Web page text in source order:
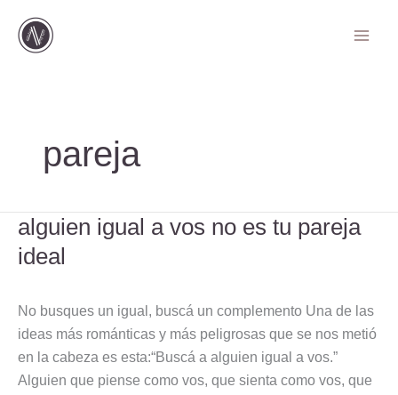
contenido
pareja
alguien igual a vos no es tu pareja
ideal
No busques un igual, buscá un complemento Una de las
ideas más románticas y más peligrosas que se nos metió
en la cabeza es esta:“Buscá a alguien igual a vos.”
Alguien que piense como vos, que sienta como vos, que
alguien
igual
a
no
es
tu
pareja